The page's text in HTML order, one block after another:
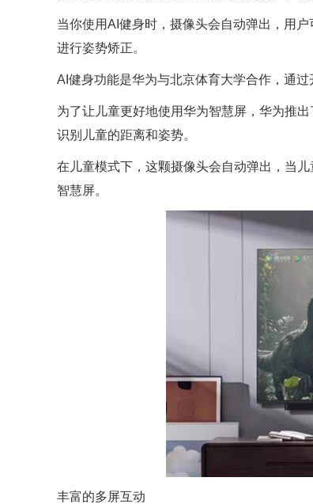
当你使用AI健身时，摄像头会自动弹出，用
进行姿势矫正。
AI健身功能是华为与北京体育大学合作，通
为了让儿童更好地使用华为智慧屏，华为推
识别儿童的距离和姿势。
在儿童模式下，这颗摄像头会自动弹出，当
智慧屏。
丰富的多屏互动